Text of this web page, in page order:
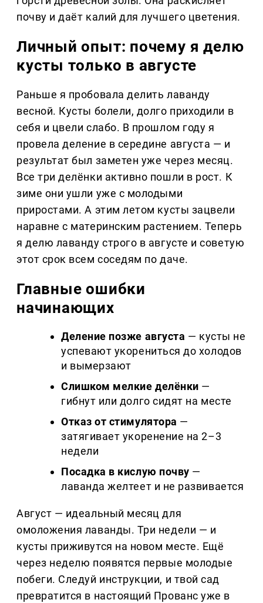
почву и даёт калий для лучшего цветения.
Личный опыт: почему я делю
кусты только в августе
Раньше я пробовала делить лаванду
весной. Кусты болели, долго приходили в
себя и цвели слабо. В прошлом году я
провела деление в середине августа — и
результат был заметен уже через месяц.
Все три делёнки активно пошли в рост. К
зиме они ушли уже с молодыми
приростами. А этим летом кусты зацвели
наравне с материнским растением. Теперь
я делю лаванду строго в августе и советую
этот срок всем соседям по даче.
Главные ошибки
начинающих
Деление позже августа — кусты не
успевают укорениться до холодов
и вымерзают
Слишком мелкие делёнки —
гибнут или долго сидят на месте
Отказ от стимулятора —
затягивает укоренение на 2–3
недели
Посадка в кислую почву —
лаванда желтеет и не развивается
Август — идеальный месяц для
омоложения лаванды. Три недели — и
кусты приживутся на новом месте. Ещё
через неделю появятся первые молодые
побеги. Следуй инструкции, и твой сад
превратится в настоящий Прованс уже в